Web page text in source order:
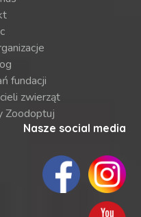
fundacji
zwierząt
Zoodoptuj
Nasze social media